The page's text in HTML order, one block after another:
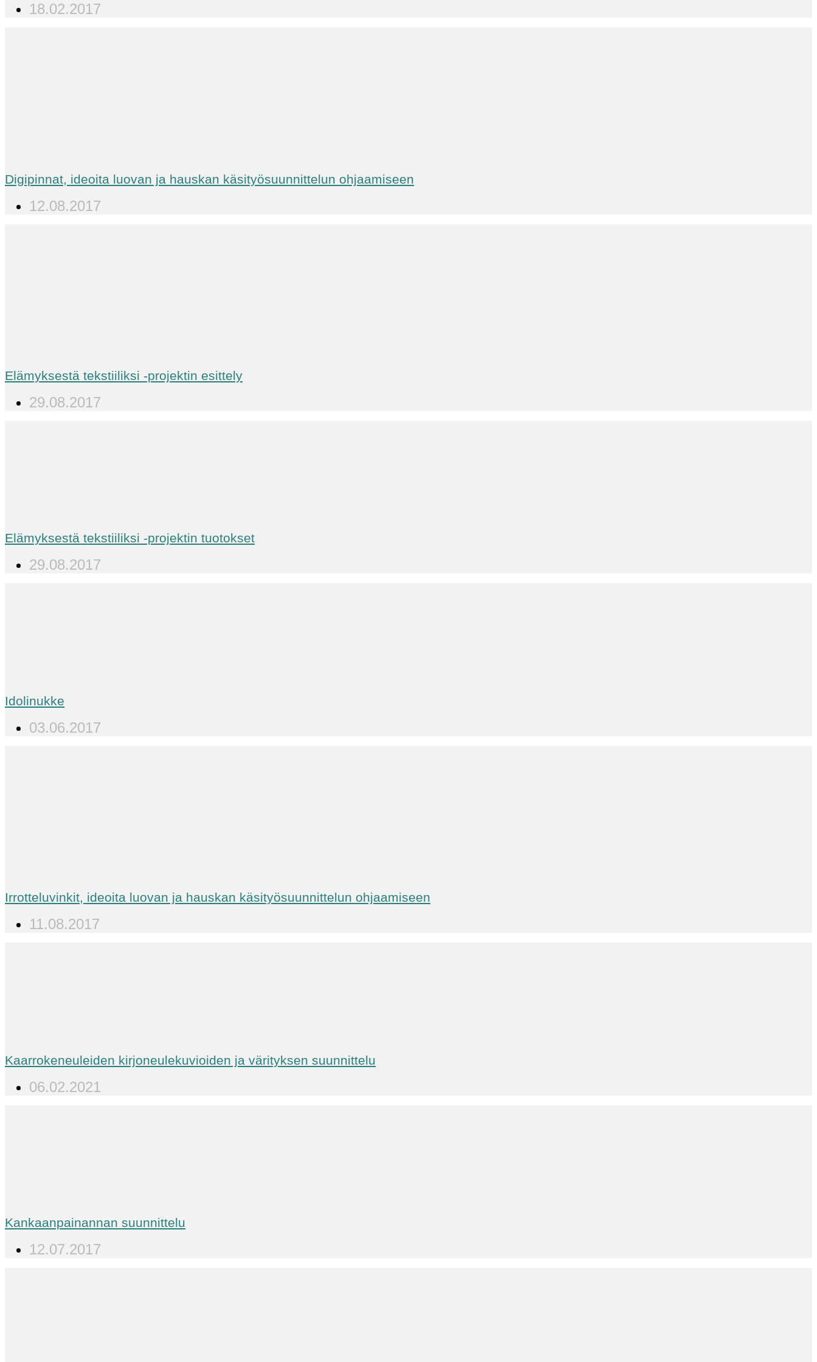
18.02.2017
Digipinnat, ideoita luovan ja hauskan käsityösuunnittelun ohjaamiseen
12.08.2017
Elämyksestä tekstiiliksi -projektin esittely
29.08.2017
Elämyksestä tekstiiliksi -projektin tuotokset
29.08.2017
Idolinukke
03.06.2017
Irrotteluvinkit, ideoita luovan ja hauskan käsityösuunnittelun ohjaamiseen
11.08.2017
Kaarrokeneuleiden kirjoneulekuvioiden ja värityksen suunnittelu
06.02.2021
Kankaanpainannan suunnittelu
12.07.2017